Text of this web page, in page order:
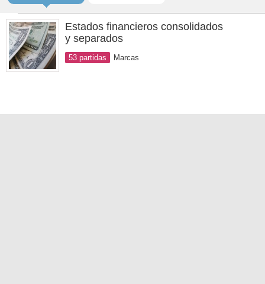
Estados financieros consolidados
y separados
53 partidas Marcas